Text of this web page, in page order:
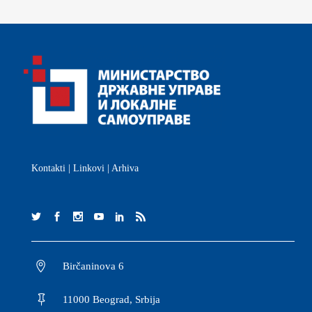
Kontakti Linkovi Arhiva
Birčaninova 6
11000 Beograd, Srbija